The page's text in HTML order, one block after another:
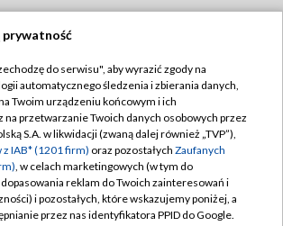
TVP
TVP
Cyfrowa
Regulamin TVP
Polityka prywatności
Moje zgody
Pomoc
prywatność
do serwisu", aby wyrazić zgody na
automatycznego śledzenia i zbierania danych,
Twoim urządzeniu końcowym i ich
przetwarzanie Twoich danych osobowych przez
S.A. w likwidacji (zwaną dalej również „TVP”),
IAB* (1201 firm) oraz pozostałych Zaufanych
, w celach marketingowych (w tym do
reklam do Twoich zainteresowań i
i pozostałych, które wskazujemy poniżej, a
przez nas identyfikatora PPID do Google.